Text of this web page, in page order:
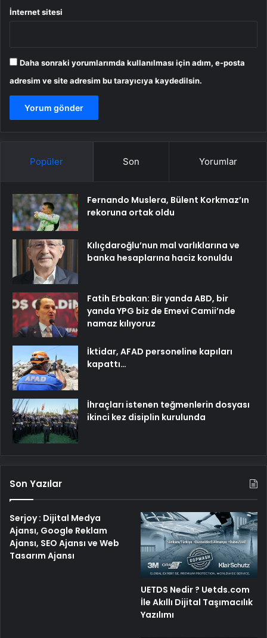
İnternet sitesi
Daha sonraki yorumlarımda kullanılması için adım, e-posta
adresim ve site adresim bu tarayıcıya kaydedilsin.
Popüler Son Yorumlar
Fernando Muslera, Bülent Korkmaz’ın
rekoruna ortak oldu
Kılıçdaroğlu’nun mal varlıklarına ve
banka hesaplarına haciz konuldu
Fatih Erbakan: Bir yanda ABD, bir
yanda YPG biz de Emevi Camii’nde
namaz kılıyoruz
İktidar, AFAD personeline kapıları
kapattı…
İhraçları istenen teğmenlerin dosyası
ikinci kez disiplin kurulunda
Son Yazılar
Serjoy : Dijital Medya
Ajansı, Google Reklam
Ajansı, SEO Ajansı ve Web
Tasarım Ajansı
UETDS Nedir ? Uetds.com
İle Akıllı Dijital Taşımacılık
Yazılımı